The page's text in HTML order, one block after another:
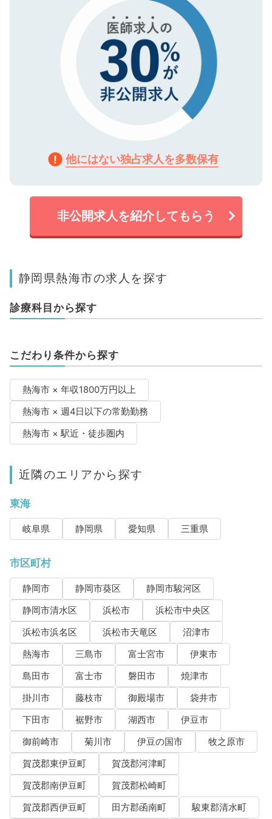
他にはない独占求人を多数保有
非公開求人を紹介してもらう
静岡県熱海市の求人を探す
診療科目から探す
こだわり条件から探す
熱海市 × 年収1800万円以上
熱海市 × 週4日以下の常勤勤務
熱海市 × 駅近・徒歩圏内
近隣のエリアから探す
東海
岐阜県 静岡県 愛知県 三重県
市区町村
静岡市 静岡市葵区
静岡市駿河区
静岡市清水区
浜松市
浜松市中央区
浜松市浜名区
浜松市天竜区
沼津市
熱海市
三島市 富士宮市
伊東市
島田市
富士市 磐田市
焼津市
掛川市
藤枝市 御殿場市
袋井市
下田市
裾野市 湖西市
伊豆市
御前崎市
菊川市 伊豆の国市
牧之原市
賀茂郡東伊豆町
賀茂郡河津町
賀茂郡南伊豆町
賀茂郡松崎町
賀茂郡西伊豆町
田方郡函南町
駿東郡清水町